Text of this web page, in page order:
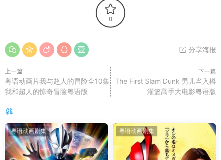
0
分享海报
上一篇
粤语动画片我与超人的冒险全10集
我和超人的惊奇冒险粤语版
下一篇
The First Slam Dunk 男儿当入樽
灌篮高手大电影粤语版
粤语动画剧集 粤语动画剧集